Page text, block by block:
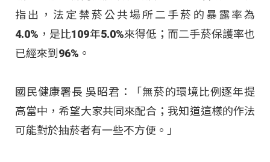
指出，法定禁菸公共場所二手菸的暴露率為
4.0%，是比109年5.0%來得低；而二手菸保護率也
已經來到96%。
國民健康署長 吳昭君：「無菸的環境比例逐年提
高當中，希望大家共同來配合；我知道這樣的作法
可能對於抽菸者有一些不方便。」